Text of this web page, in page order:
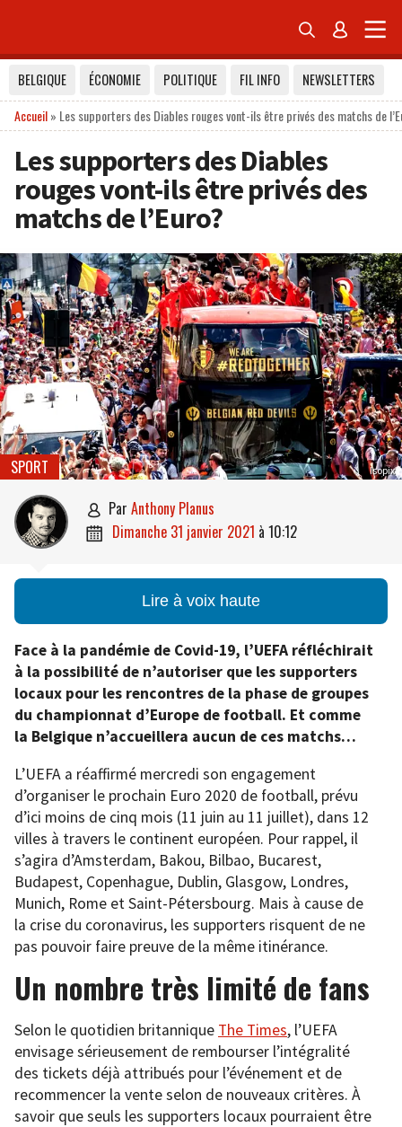
 
BELGIQUE ÉCONOMIE POLITIQUE FIL INFO
NEWSLETTERS
Accueil» Les supporters des Diables rouges vont-ils être privés des matchs de
Les supporters des Diables
rouges vont-ils être privés des
matchs de l’Euro?
Isopix
SPORT
 par Anthony Planus
 dimanche 31 janvier 2021 à 10:12
Lire à voix haute
Face à la pandémie de Covid-19, l’UEFA réfléchirait
à la possibilité de n’autoriser que les supporters
locaux pour les rencontres de la phase de groupes
du championnat d’Europe de football. Et comme
la Belgique n’accueillera aucun de ces matchs…
L’UEFA a réaffirmé mercredi son engagement
d’organiser le prochain Euro 2020 de football, prévu
d’ici moins de cinq mois (11 juin au 11 juillet), dans 12
villes à travers le continent européen. Pour rappel, il
s’agira d’Amsterdam, Bakou, Bilbao, Bucarest,
Budapest, Copenhague, Dublin, Glasgow, Londres,
Munich, Rome et Saint-Pétersbourg. Mais à cause de
la crise du coronavirus, les supporters risquent de ne
pas pouvoir faire preuve de la même itinérance.
Un nombre très limité de fans
Selon le quotidien britannique The Times, l’UEFA
envisage sérieusement de rembourser l’intégralité
des tickets déjà attribués pour l’événement et de
recommencer la vente selon de nouveaux critères. À
savoir que seuls les supporters locaux pourraient être